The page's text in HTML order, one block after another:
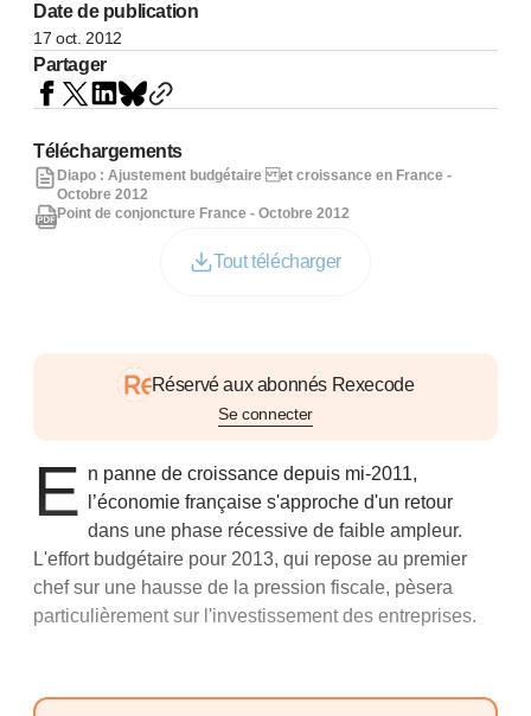
Date de publication
17 oct. 2012
Partager
Réservé aux abonnés Rexecode
Se connecter
E n panne de croissance depuis mi-2011,
l’économie française s'approche d'un retour
dans une phase récessive de faible ampleur.
L'effort budgétaire pour 2013, qui repose au premier
chef sur une hausse de la pression fiscale, pèsera
particulièrement sur l'investissement des entreprises.
Téléchargements
Diapo : Ajustement budgétaire et croissance en France -
Octobre 2012
Point de conjoncture France - Octobre 2012
Tout télécharger